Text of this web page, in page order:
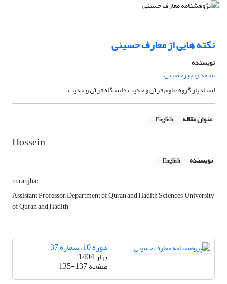
نکته هایی از معارف حسینی
نویسنده
محمد رنجبر‌حسینی
استادیار گروه علوم قرآن و حدیث دانشگاه قرآن و حدیث
عنوان مقاله English
Hossein
نویسنده English
m ranjbar
Assistant Professor, Department of Quran and Hadith Sciences, University
of Quran and Hadith
دوره 10، شماره 37
بهار 1404
صفحه135-137